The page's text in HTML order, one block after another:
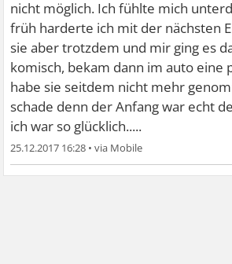
nicht möglich. Ich fühlte mich
früh harderte ich mit der nächsten
sie aber trotzdem und mir ging es
komisch, bekam dann im auto eine
habe sie seitdem nicht mehr
schade denn der Anfang war echt
ich war so glücklich.....
25.12.2017 16:28 •